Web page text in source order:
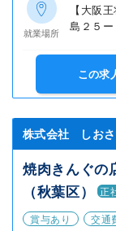
就業場所
【大阪
島２５
この求
株式会社 しおさ
焼肉きんぐの
（秋葉区）
正
賞与あり
交通